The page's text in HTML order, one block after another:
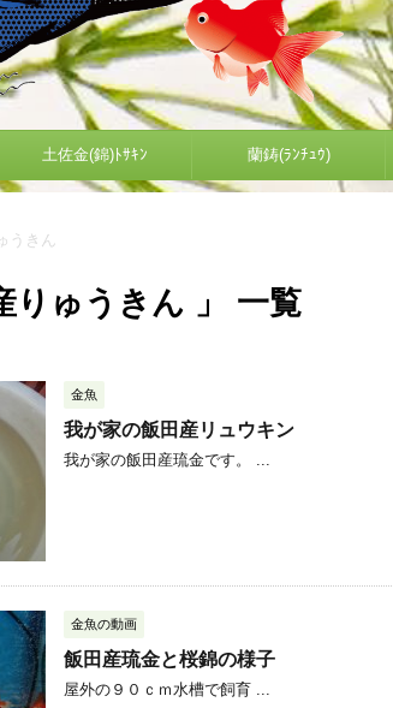
土佐金(錦)ﾄｻｷﾝ 蘭鋳(ﾗﾝﾁｭｳ)
うきん
りゅうきん 」 一覧
金魚
我が家の飯田産リュウキン
我が家の飯田産琉金です。 ...
金魚の動画
飯田産琉金と桜錦の様子
屋外の９０ｃｍ水槽で飼育 ...